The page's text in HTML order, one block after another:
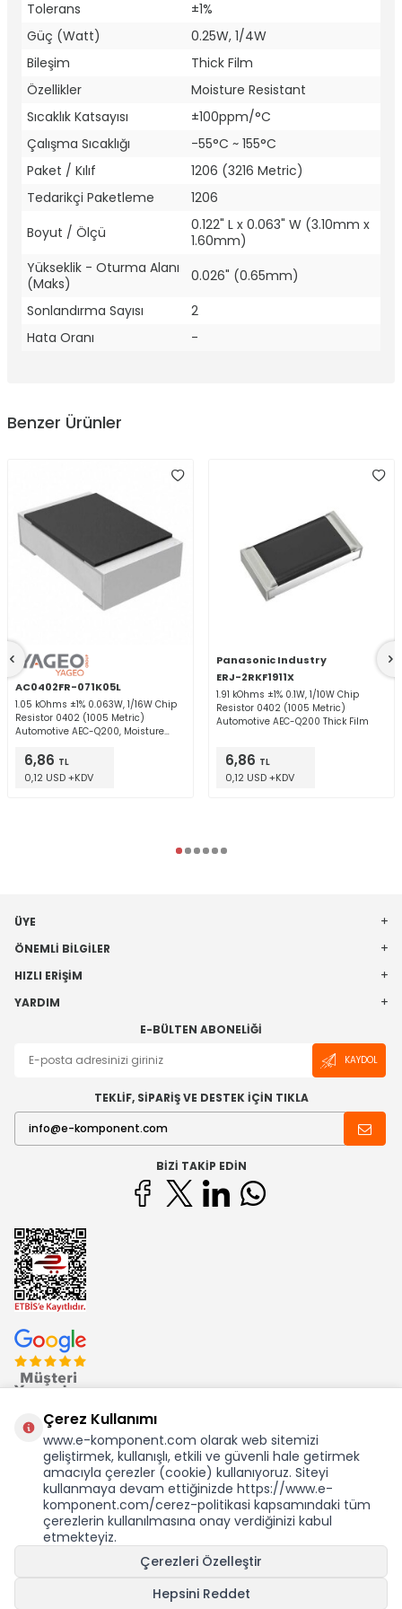
KDV Dahil Birim Fiyat
Tolerans
±1%
Güç (Watt)
0.25W, 1/4W
Bileşim
Thick Film
Özellikler
Moisture Resistant
Sıcaklık Katsayısı
±100ppm/°C
Çalışma Sıcaklığı
-55°C ~ 155°C
Paket / Kılıf
1206 (3216 Metric)
Tedarikçi Paketleme
1206
Boyut / Ölçü
0.122" L x 0.063" W (3.10mm x
1.60mm)
Yükseklik - Oturma Alanı
(Maks)
0.026" (0.65mm)
Sonlandırma Sayısı
2
Hata Oranı
-
Benzer Ürünler
AC0402FR-071K05L
1.05 kOhms ±1% 0.063W, 1/16W Chip
Resistor 0402 (1005 Metric)
Automotive AEC-Q200, Moisture
6,86 TL
0,12 USD +KDV
Panasonic Industry
ERJ-2RKF1911X
1.91 kOhms ±1% 0.1W, 1/10W Chip
Resistor 0402 (1005 Metric)
Automotive AEC-Q200 Thick Film
6,86 TL
0,12 USD +KDV
ÜYE
ÖNEMLI BILGILER
HIZLI ERIŞIM
YARDIM
E-BÜLTEN ABONELIĞI
KAYDOL
TEKLİF, SİPARİŞ VE DESTEK İÇİN TIKLA
BIZI TAKIP EDIN
Ekom Elk. Elektronik San. ve Tic. A.Ş.'nin Tescilli Bir Markasıdır
Çerez Kullanımı
www.e-komponent.com olarak web sitemizi
geliştirmek, kullanışlı, etkili ve güvenli hale getirmek
amacıyla çerezler (cookie) kullanıyoruz. Siteyi
kullanmaya devam ettiğinizde https://www.e-
komponent.com/cerez-politikasi kapsamındaki tüm
çerezlerin kullanılmasına onay verdiğinizi kabul
etmekteyiz.
Çerezleri Özelleştir
Hepsini Reddet